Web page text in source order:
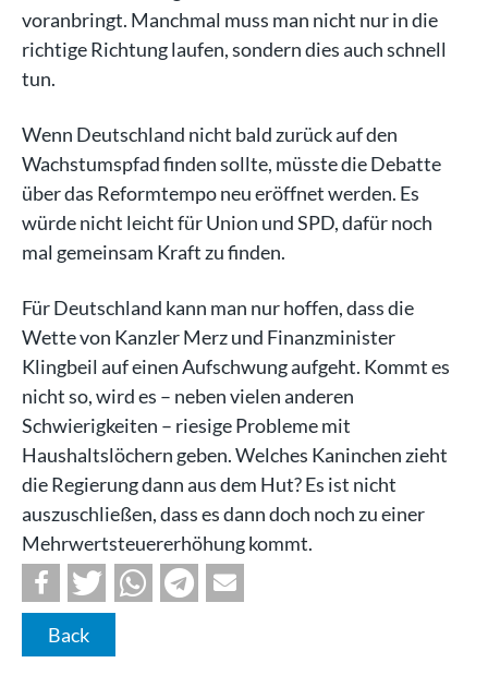
voranbringt. Manchmal muss man nicht nur in die
richtige Richtung laufen, sondern dies auch schnell
tun.
Wenn Deutschland nicht bald zurück auf den
Wachstumspfad finden sollte, müsste die Debatte
über das Reformtempo neu eröffnet werden. Es
würde nicht leicht für Union und SPD, dafür noch
mal gemeinsam Kraft zu finden.
Für Deutschland kann man nur hoffen, dass die
Wette von Kanzler Merz und Finanzminister
Klingbeil auf einen Aufschwung aufgeht. Kommt es
nicht so, wird es – neben vielen anderen
Schwierigkeiten – riesige Probleme mit
Haushaltslöchern geben. Welches Kaninchen zieht
die Regierung dann aus dem Hut? Es ist nicht
auszuschließen, dass es dann doch noch zu einer
Mehrwertsteuererhöhung kommt.
Back